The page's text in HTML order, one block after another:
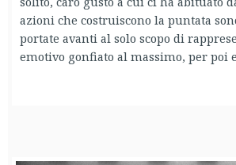
azioni che costruiscono la puntata
portate avanti al solo scopo di
emotivo gonfiato al massimo, per poi